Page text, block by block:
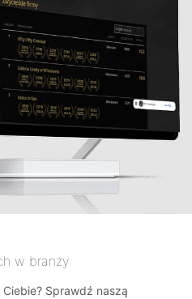
w branży
Sprawdź naszą